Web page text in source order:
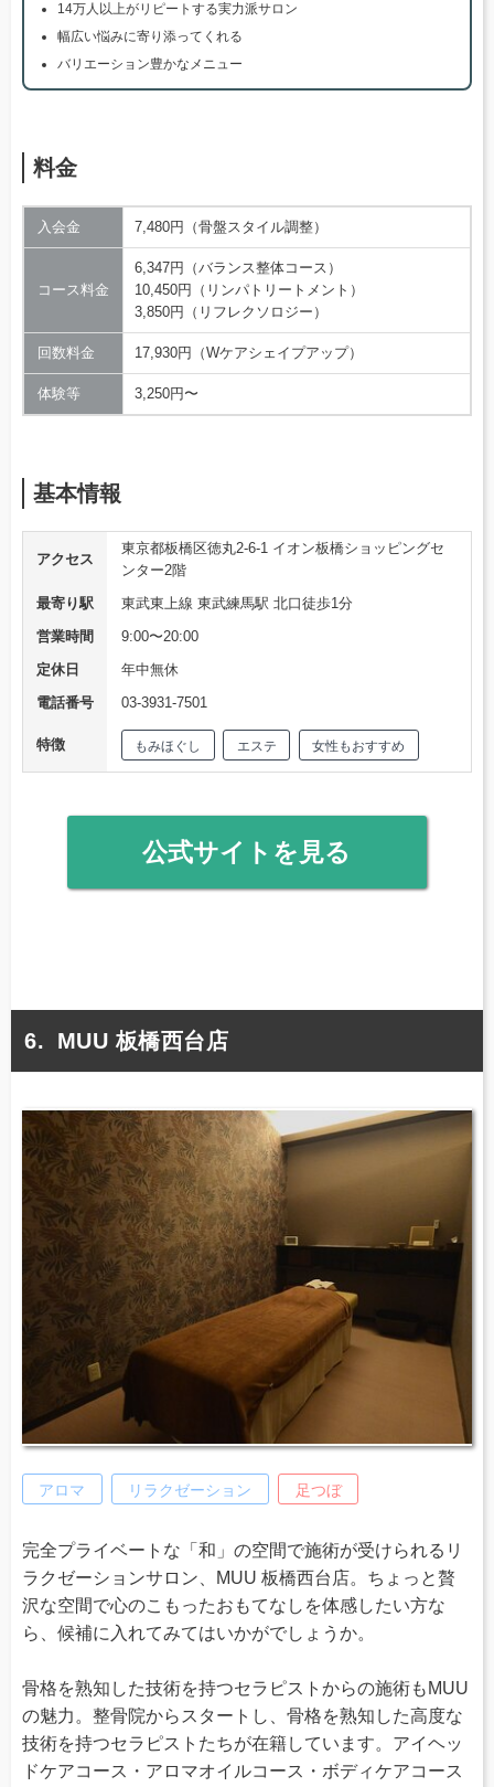
14万人以上がリピートする実力派サロン
幅広い悩みに寄り添ってくれる
バリエーション豊かなメニュー
料金
入会金 7,480円（骨盤スタイル調整）
コース料金
6,347円（バランス整体コース）
10,450円（リンパトリートメント）
3,850円（リフレクソロジー）
回数料金 17,930円（Wケアシェイプアップ）
体験等 3,250円〜
基本情報
アクセス
東京都板橋区徳丸2-6-1 イオン板橋ショッピングセ
ンター2階
最寄り駅
東武東上線 東武練馬駅 北口徒歩1分
営業時間
9:00〜20:00
定休日
年中無休
電話番号
03-3931-7501
特徴 もみほぐし エステ 女性もおすすめ
公式サイトを見る
MUU 板橋西台店
アロマ リラクゼーション 足つぼ
完全プライベートな「和」の空間で施術が受けられるリ
ラクゼーションサロン、MUU 板橋西台店。ちょっと贅
沢な空間で心のこもったおもてなしを体感したい方な
ら、候補に入れてみてはいかがでしょうか。
骨格を熟知した技術を持つセラピストからの施術もMUU
の魅力。整骨院からスタートし、骨格を熟知した高度な
技術を持つセラピストたちが在籍しています。アイヘッ
ドケアコース・アロマオイルコース・ボディケアコース